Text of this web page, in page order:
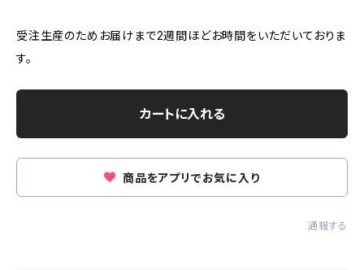
受注生産のためお届けまで2週間ほどお時間をいただいておりま
す。
カートに入れる
商品をアプリでお気に入り
通報する